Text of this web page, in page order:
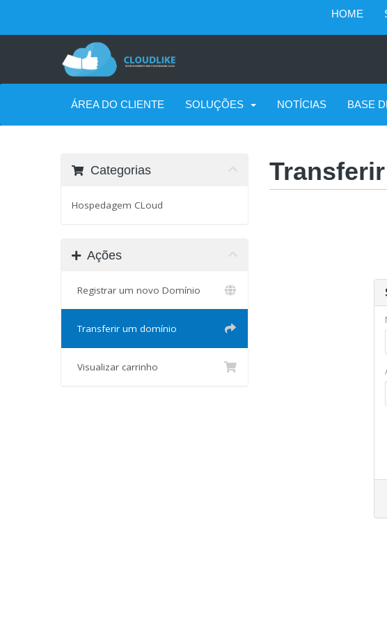
content
HOME
ÁREA DO CLIENTE SOLUÇÕES NOTÍCIAS BASE
Categorias
Hospedagem CLoud
Ações
Registrar um novo Domínio
Transferir um domínio
Visualizar carrinho